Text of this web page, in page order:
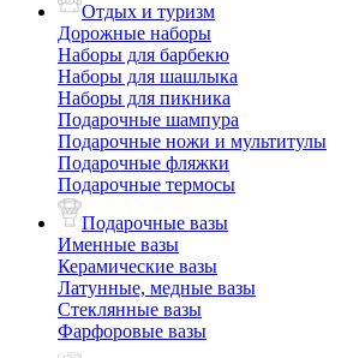
Отдых и туризм
Дорожные наборы
Наборы для барбекю
Наборы для шашлыка
Наборы для пикника
Подарочные шампура
Подарочные ножи и мультитулы
Подарочные фляжки
Подарочные термосы
Подарочные вазы
Именные вазы
Керамические вазы
Латунные, медные вазы
Стеклянные вазы
Фарфоровые вазы